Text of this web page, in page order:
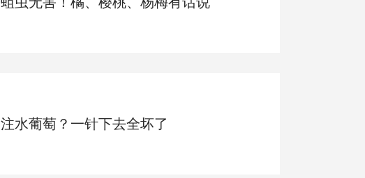
注水葡萄？一针下去全坏了